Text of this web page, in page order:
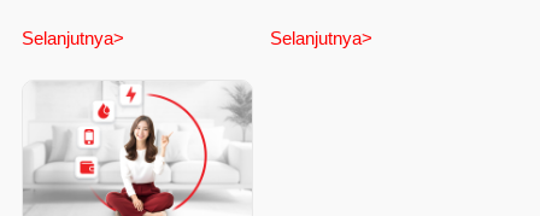
Selanjutnya> Selanjutnya>